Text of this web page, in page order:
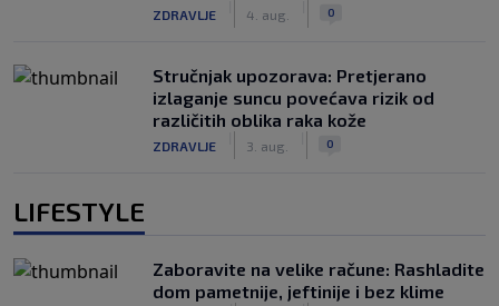
ZDRAVLJE 4. aug. 0
Stručnjak upozorava: Pretjerano
izlaganje suncu povećava rizik od
različitih oblika raka kože
ZDRAVLJE 3. aug. 0
LIFESTYLE
Zaboravite na velike račune: Rashladite
dom pametnije, jeftinije i bez klime